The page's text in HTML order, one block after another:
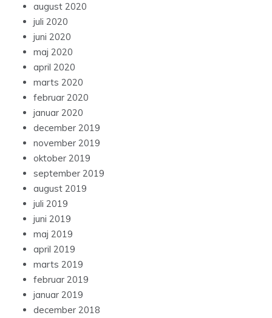
august 2020
juli 2020
juni 2020
maj 2020
april 2020
marts 2020
februar 2020
januar 2020
december 2019
november 2019
oktober 2019
september 2019
august 2019
juli 2019
juni 2019
maj 2019
april 2019
marts 2019
februar 2019
januar 2019
december 2018